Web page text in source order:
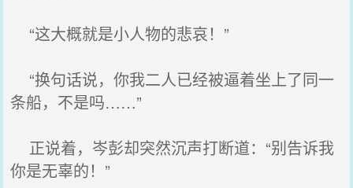
“这大概就是小人物的悲哀！”
“换句话说，你我二人已经被逼着坐上了同一
条船，不是吗……”
正说着，岑彭却突然沉声打断道：“别告诉我
你是无辜的！”